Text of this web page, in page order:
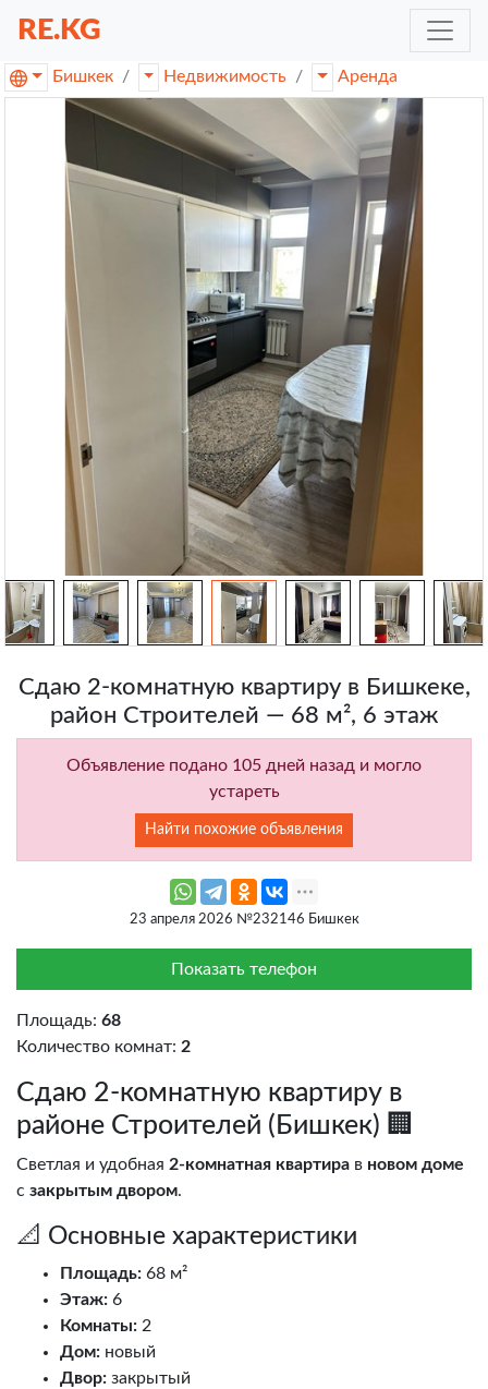
RE.KG
Бишкек Недвижимость Аренда
Сдаю 2-комнатную квартиру в Бишкеке,
район Строителей — 68 м², 6 этаж
Объявление подано 105 дней назад и могло
устареть
Найти похожие объявления
23 апреля 2026 №232146 Бишкек
Показать телефон
Площадь: 68
Количество комнат: 2
Сдаю 2-комнатную квартиру в
районе Строителей (Бишкек) 🏢
Светлая и удобная 2-комнатная квартира в новом доме
с закрытым двором.
📐 Основные характеристики
Площадь: 68 м²
Этаж: 6
Комнаты: 2
Дом: новый
Двор: закрытый